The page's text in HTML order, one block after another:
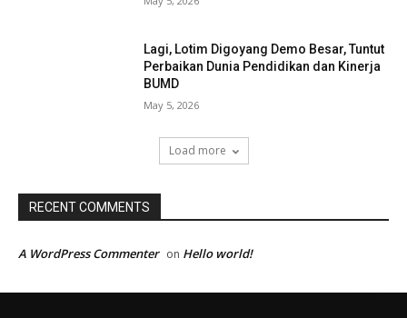
Lagi, Lotim Digoyang Demo Besar, Tuntut
Perbaikan Dunia Pendidikan dan Kinerja
BUMD
May 5, 2026
Load more
RECENT COMMENTS
A WordPress Commenter on Hello world!